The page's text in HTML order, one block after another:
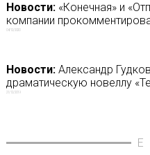
Новости:«Конечная» и
компании
04/12/2020
Новости:Александр
драматическую новеллу
21/12/2019